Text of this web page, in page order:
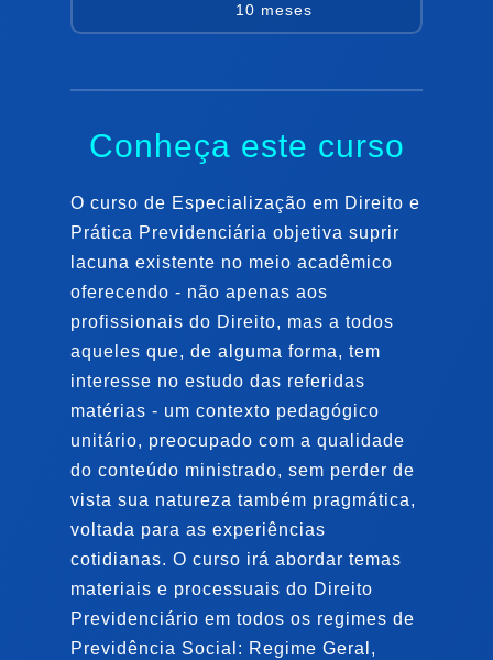
10 meses
Conheça este curso
O curso de Especialização em Direito e
Prática Previdenciária objetiva suprir
lacuna existente no meio acadêmico
oferecendo - não apenas aos
profissionais do Direito, mas a todos
aqueles que, de alguma forma, tem
interesse no estudo das referidas
matérias - um contexto pedagógico
unitário, preocupado com a qualidade
do conteúdo ministrado, sem perder de
vista sua natureza também pragmática,
voltada para as experiências
cotidianas. O curso irá abordar temas
materiais e processuais do Direito
Previdenciário em todos os regimes de
Previdência Social: Regime Geral,